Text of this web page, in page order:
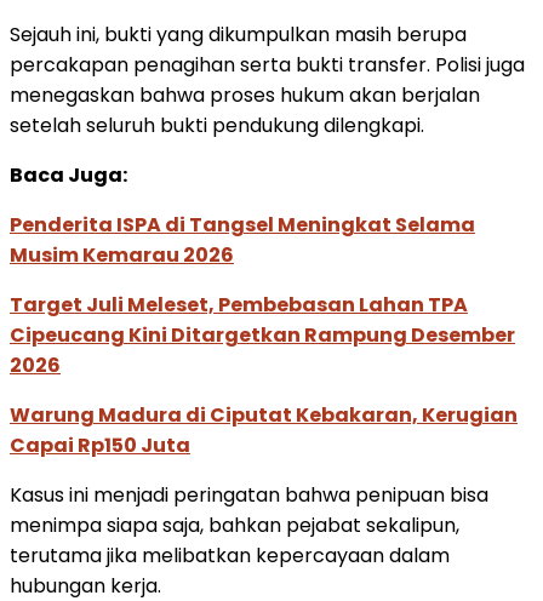
Sejauh ini, bukti yang dikumpulkan masih berupa
percakapan penagihan serta bukti transfer. Polisi juga
menegaskan bahwa proses hukum akan berjalan
setelah seluruh bukti pendukung dilengkapi.
Baca Juga:
Penderita ISPA di Tangsel Meningkat Selama
Musim Kemarau 2026
Target Juli Meleset, Pembebasan Lahan TPA
Cipeucang Kini Ditargetkan Rampung Desember
2026
Warung Madura di Ciputat Kebakaran, Kerugian
Capai Rp150 Juta
Kasus ini menjadi peringatan bahwa penipuan bisa
menimpa siapa saja, bahkan pejabat sekalipun,
terutama jika melibatkan kepercayaan dalam
hubungan kerja.